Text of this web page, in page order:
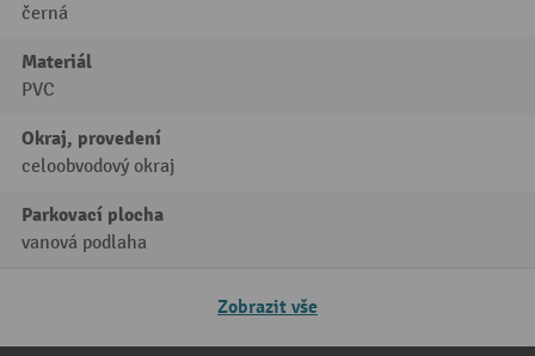
černá
Materiál
PVC
Okraj, provedení
celoobvodový okraj
Parkovací plocha
vanová podlaha
Zobrazit vše